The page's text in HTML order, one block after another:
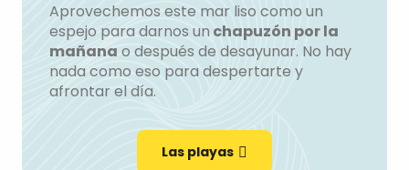
Aprovechemos este mar liso como un
espejo para darnos un chapuzón por la
mañana o después de desayunar. No hay
nada como eso para despertarte y
afrontar el día.
Las playas